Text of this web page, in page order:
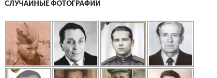
СЛУЧАЙНЫЕ ФОТОГРАФИИ